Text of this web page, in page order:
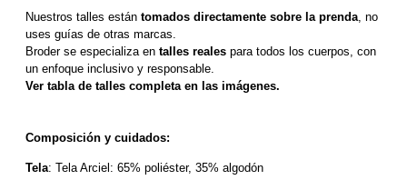
Nuestros talles están tomados directamente sobre la prenda, no
uses guías de otras marcas.
Broder se especializa en talles reales para todos los cuerpos, con
un enfoque inclusivo y responsable.
Ver tabla de talles completa en las imágenes.
Composición y cuidados:
Tela: Tela Arciel: 65% poliéster, 35% algodón